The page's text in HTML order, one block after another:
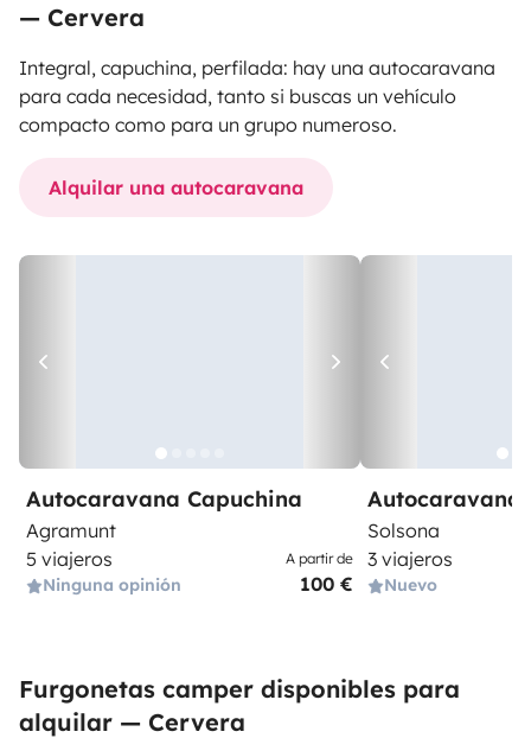
— Cervera
Integral, capuchina, perfilada: hay una autocaravana
para cada necesidad, tanto si buscas un vehículo
compacto como para un grupo numeroso.
Alquilar una autocaravana
Autocaravana Capuchina
Agramunt
5 viajeros
Ninguna opinión
A partir de
100 €
Autocaravana
Solsona
3 viajeros
Nuevo
Furgonetas camper disponibles para
alquilar — Cervera